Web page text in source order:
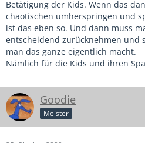
Betätigung der Kids. Wenn das
chaotischen umherspringen und
ist das eben so. Und dann muss
entscheidend zurücknehmen und
man das ganze eigentlich macht.
Nämlich für die Kids und ihren
Goodie
Meister